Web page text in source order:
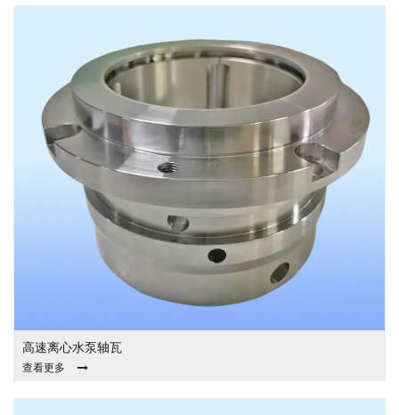
高速离心水泵轴瓦
查看更多